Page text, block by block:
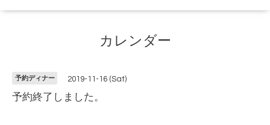
カレンダー
予約ディナー 2019-11-16 (Sat)
予約終了しました。